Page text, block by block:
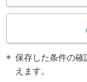
・北口
・南口
《多機能トイレ》
・改札内
その他
検
保存した条件の
えます。